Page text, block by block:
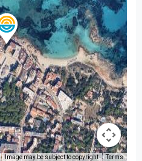
Image may be subject to copyright Terms